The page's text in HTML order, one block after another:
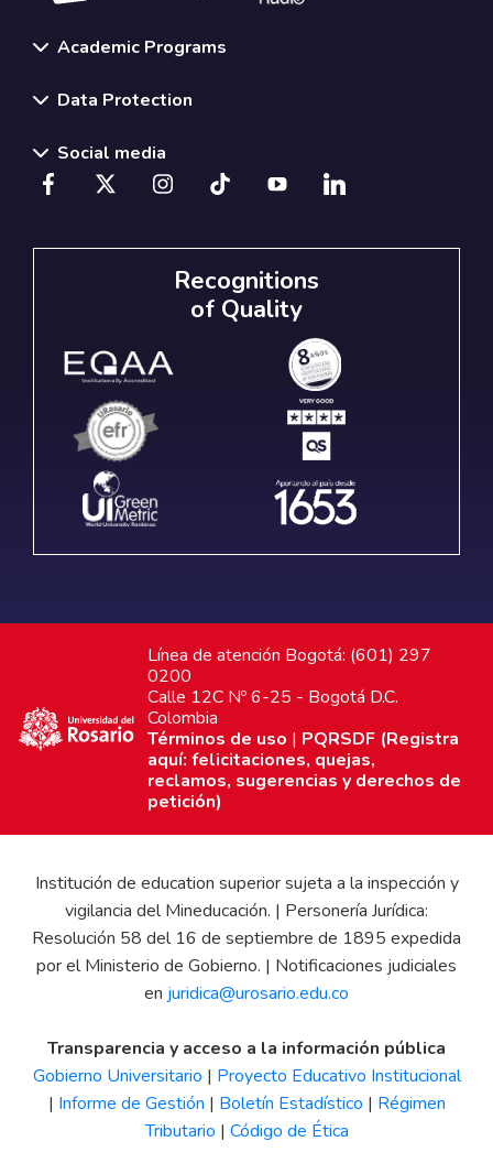
Academic Programs
Data Protection
Social media
Recognitions
of Quality
Línea de atención Bogotá: (601) 297
0200
Calle 12C Nº 6-25 - Bogotá D.C.
Colombia
Términos de uso | PQRSDF (Registra
aquí: felicitaciones, quejas,
reclamos, sugerencias y derechos de
petición)
Institución de education superior sujeta a la inspección y
vigilancia del Mineducación. | Personería Jurídica:
Resolución 58 del 16 de septiembre de 1895 expedida
por el Ministerio de Gobierno. | Notificaciones judiciales
en juridica@urosario.edu.co
Transparencia y acceso a la información pública
Gobierno Universitario | Proyecto Educativo Institucional
| Informe de Gestión | Boletín Estadístico | Régimen
Tributario | Código de Ética